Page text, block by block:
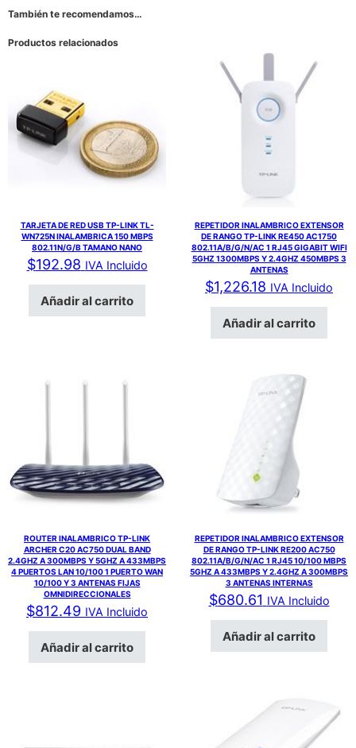
También te recomendamos…
Productos relacionados
TARJETA DE RED USB TP-LINK TL-
WN725N INALAMBRICA 150 MBPS
802.11N/G/B TAMANO NANO
$192.98 IVA Incluido
Añadir al carrito
REPETIDOR INALAMBRICO EXTENSOR
DE RANGO TP-LINK RE450 AC1750
802.11A/B/G/N/AC 1 RJ45 GIGABIT WIFI
5GHZ 1300MBPS Y 2.4GHZ 450MBPS 3
ANTENAS
$1,226.18 IVA Incluido
Añadir al carrito
ROUTER INALAMBRICO TP-LINK
ARCHER C20 AC750 DUAL BAND
2.4GHZ A 300MBPS Y 5GHZ A 433MBPS
4 PUERTOS LAN 10/100 1 PUERTO WAN
10/100 Y 3 ANTENAS FIJAS
OMNIDIRECCIONALES
$812.49 IVA Incluido
Añadir al carrito
REPETIDOR INALAMBRICO EXTENSOR
DE RANGO TP-LINK RE200 AC750
802.11A/B/G/N/AC 1 RJ45 10/100 MBPS
5GHZ A 433MBPS Y 2.4GHZ A 300MBPS
3 ANTENAS INTERNAS
$680.61 IVA Incluido
Añadir al carrito